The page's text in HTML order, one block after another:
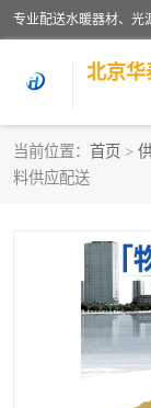
北京华
当前位置： 首页 >
料供应配送
水暖阀门
五金工具